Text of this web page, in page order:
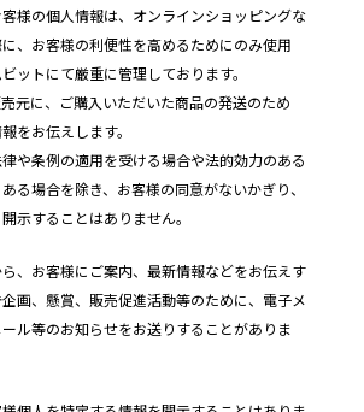
様の個人情報は、オンラインショッピングな
、お客様の利便性を高めるためにのみ使用
ットにて厳重に管理しております。
元に、ご購入いただいた商品の発送のため
をお伝えします。
や条例の適用を受ける場合や法的効力のある
る場合を除き、お客様の同意がないかぎり、
示することはありません。
、お客様にご案内、最新情報などをお伝えす
画、懸賞、販売促進活動等のために、電子メ
ル等のお知らせをお送りすることがありま